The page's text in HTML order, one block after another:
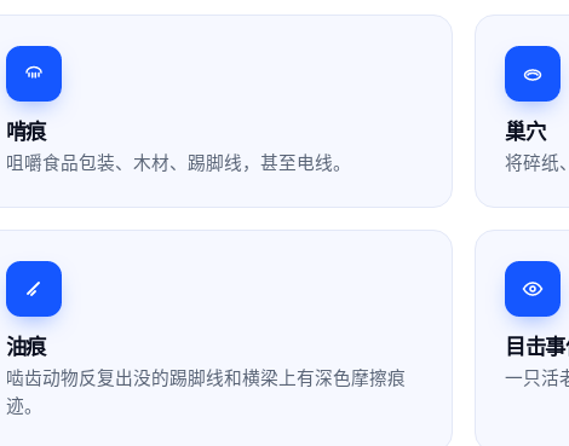
啃痕
咀嚼食品包装、木材、踢脚线，甚至电线。
巢穴
将碎纸
油痕
啮齿动物反复出没的踢脚线和横梁上有深色摩擦痕
迹。
目击
一只活